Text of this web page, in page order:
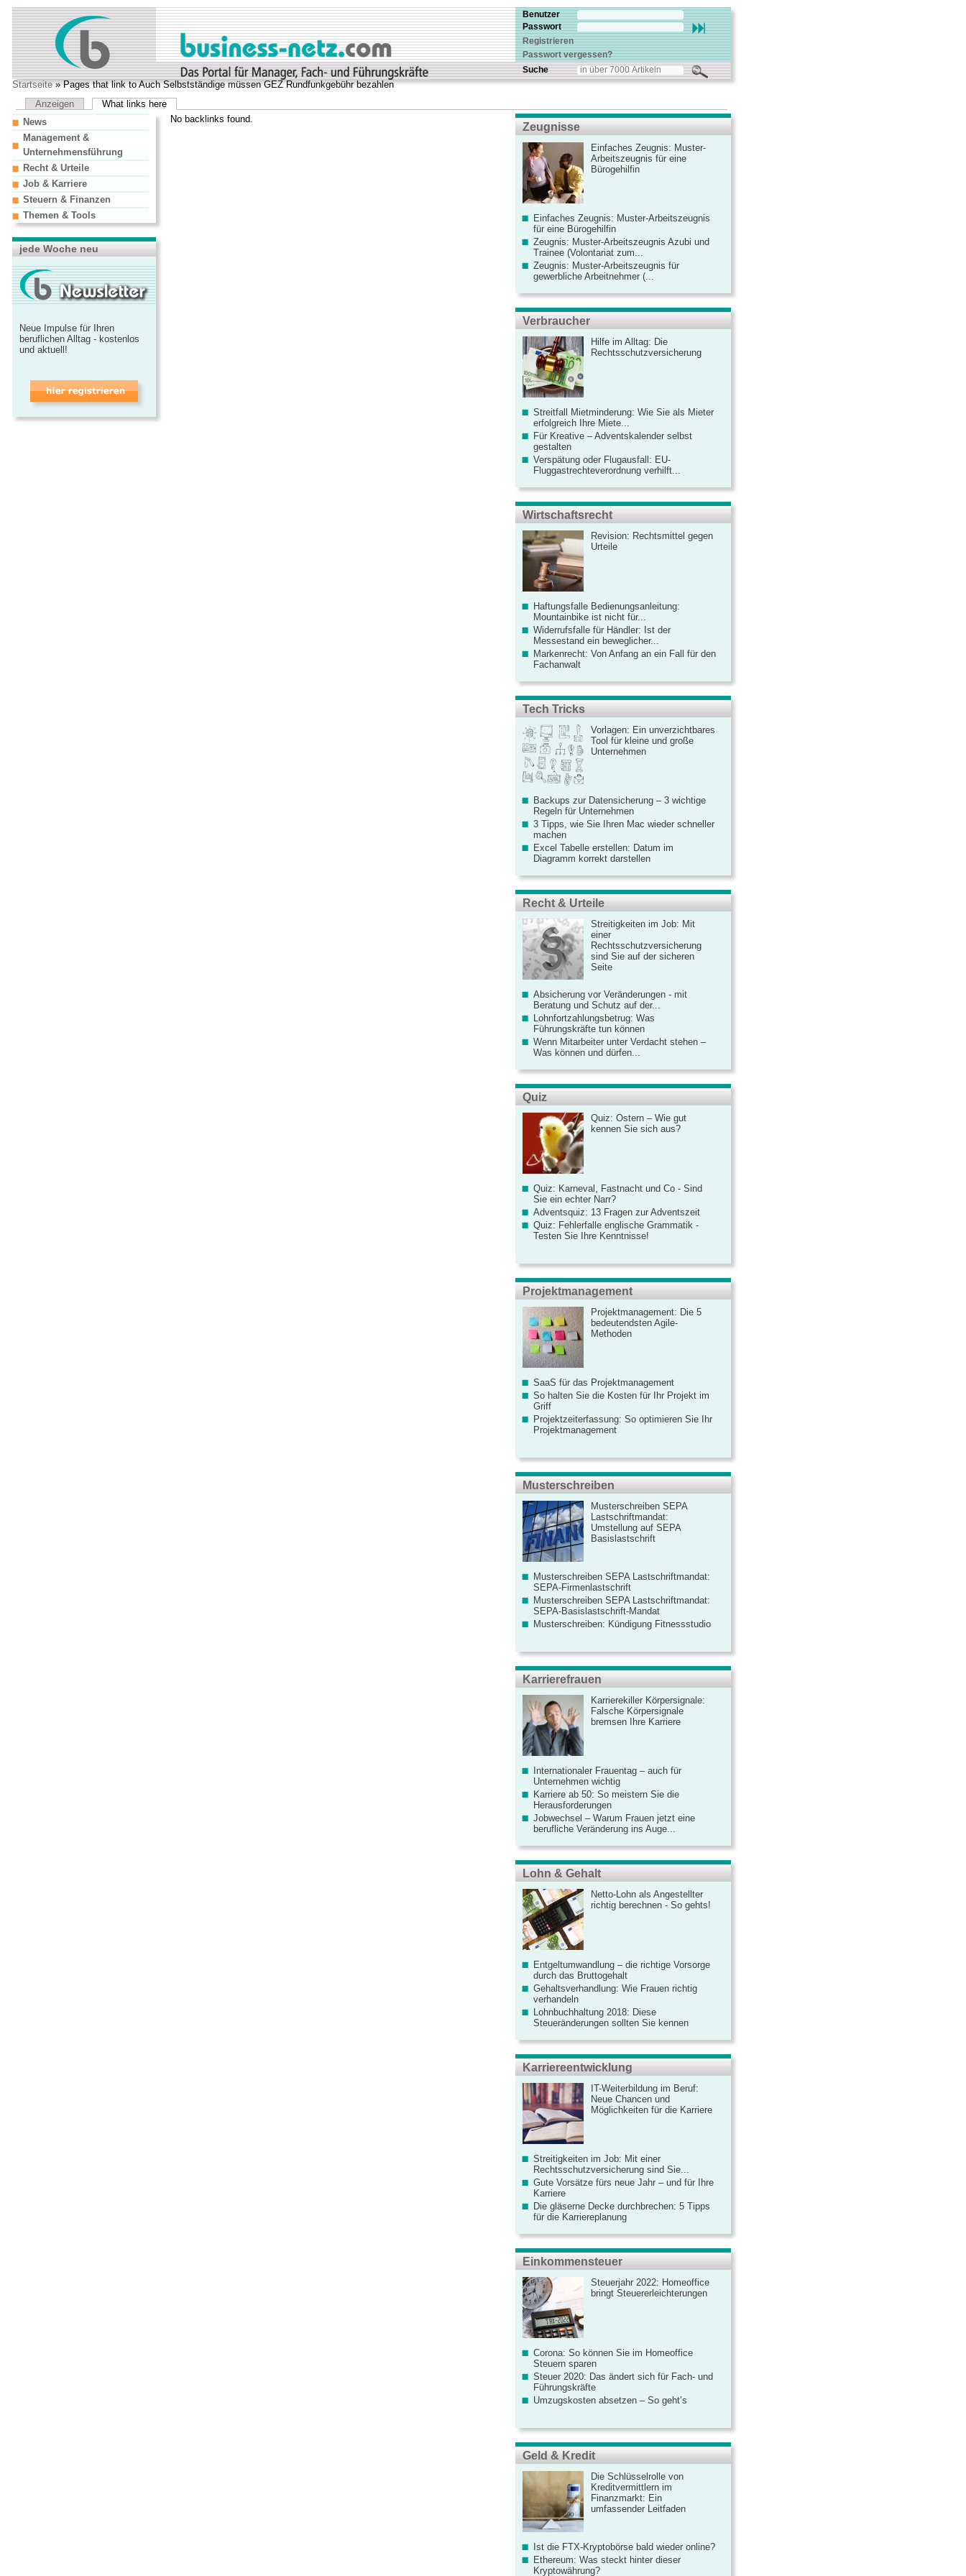
Benutzer
Passwort
Registrieren
Passwort vergessen?
Suche
Startseite» Pages that link to Auch Selbstständige müssen GEZ Rundfunkgebühr bezahlen
Anzeigen
What links here
No backlinks found.
News
Management &
Unternehmensführung
Recht & Urteile
Job & Karriere
Steuern & Finanzen
Themen & Tools
jede Woche neu
Neue Impulse für Ihren
beruflichen Alltag - kostenlos
und aktuell!
Zeugnisse
Einfaches Zeugnis: Muster-
Arbeitszeugnis für eine
Bürogehilfin
Einfaches Zeugnis: Muster-Arbeitszeugnis
für eine Bürogehilfin
Zeugnis: Muster-Arbeitszeugnis Azubi und
Trainee (Volontariat zum...
Zeugnis: Muster-Arbeitszeugnis für
gewerbliche Arbeitnehmer (...
Verbraucher
Hilfe im Alltag: Die
Rechtsschutzversicherung
Streitfall Mietminderung: Wie Sie als Mieter
erfolgreich Ihre Miete...
Für Kreative – Adventskalender selbst
gestalten
Verspätung oder Flugausfall: EU-
Fluggastrechteverordnung verhilft...
Wirtschaftsrecht
Revision: Rechtsmittel gegen
Urteile
Haftungsfalle Bedienungsanleitung:
Mountainbike ist nicht für...
Widerrufsfalle für Händler: Ist der
Messestand ein beweglicher...
Markenrecht: Von Anfang an ein Fall für den
Fachanwalt
Tech Tricks
Vorlagen: Ein unverzichtbares
Tool für kleine und große
Unternehmen
Backups zur Datensicherung – 3 wichtige
Regeln für Unternehmen
3 Tipps, wie Sie Ihren Mac wieder schneller
machen
Excel Tabelle erstellen: Datum im
Diagramm korrekt darstellen
Recht & Urteile
Streitigkeiten im Job: Mit
einer
Rechtsschutzversicherung
sind Sie auf der sicheren
Seite
Absicherung vor Veränderungen - mit
Beratung und Schutz auf der...
Lohnfortzahlungsbetrug: Was
Führungskräfte tun können
Wenn Mitarbeiter unter Verdacht stehen –
Was können und dürfen...
Quiz
Quiz: Ostern – Wie gut
kennen Sie sich aus?
Quiz: Karneval, Fastnacht und Co - Sind
Sie ein echter Narr?
Adventsquiz: 13 Fragen zur Adventszeit
Quiz: Fehlerfalle englische Grammatik -
Testen Sie Ihre Kenntnisse!
Projektmanagement
Projektmanagement: Die 5
bedeutendsten Agile-
Methoden
SaaS für das Projektmanagement
So halten Sie die Kosten für Ihr Projekt im
Griff
Projektzeiterfassung: So optimieren Sie Ihr
Projektmanagement
Musterschreiben
Musterschreiben SEPA
Lastschriftmandat:
Umstellung auf SEPA
Basislastschrift
Musterschreiben SEPA Lastschriftmandat:
SEPA-Firmenlastschrift
Musterschreiben SEPA Lastschriftmandat:
SEPA-Basislastschrift-Mandat
Musterschreiben: Kündigung Fitnessstudio
Karrierefrauen
Karrierekiller Körpersignale:
Falsche Körpersignale
bremsen Ihre Karriere
Internationaler Frauentag – auch für
Unternehmen wichtig
Karriere ab 50: So meistern Sie die
Herausforderungen
Jobwechsel – Warum Frauen jetzt eine
berufliche Veränderung ins Auge...
Lohn & Gehalt
Netto-Lohn als Angestellter
richtig berechnen - So gehts!
Entgeltumwandlung – die richtige Vorsorge
durch das Bruttogehalt
Gehaltsverhandlung: Wie Frauen richtig
verhandeln
Lohnbuchhaltung 2018: Diese
Steueränderungen sollten Sie kennen
Karriereentwicklung
IT-Weiterbildung im Beruf:
Neue Chancen und
Möglichkeiten für die Karriere
Streitigkeiten im Job: Mit einer
Rechtsschutzversicherung sind Sie...
Gute Vorsätze fürs neue Jahr – und für Ihre
Karriere
Die gläserne Decke durchbrechen: 5 Tipps
für die Karriereplanung
Einkommensteuer
Steuerjahr 2022: Homeoffice
bringt Steuererleichterungen
Corona: So können Sie im Homeoffice
Steuern sparen
Steuer 2020: Das ändert sich für Fach- und
Führungskräfte
Umzugskosten absetzen – So geht’s
Geld & Kredit
Die Schlüsselrolle von
Kreditvermittlern im
Finanzmarkt: Ein
umfassender Leitfaden
Ist die FTX-Kryptobörse bald wieder online?
Ethereum: Was steckt hinter dieser
Kryptowährung?